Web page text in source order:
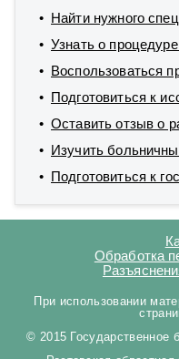
Найти нужного
Узнать о
Воспользоваться
Подготовиться к
Оставить отзыв о
Изучить
Подготовиться к
Обработка
При использовании
© 2015 Государственное